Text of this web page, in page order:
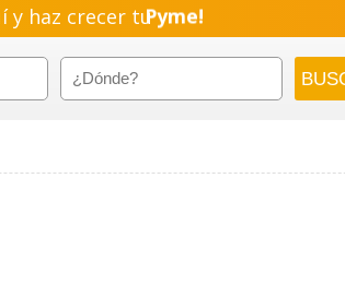
y haz crecer tuPyme!
Emprendimiento!